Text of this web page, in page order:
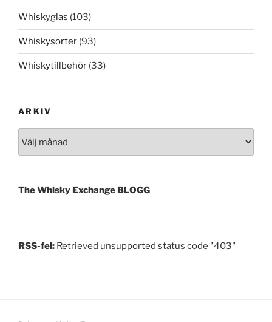
Whiskyglas (103)
Whiskysorter (93)
Whiskytillbehör (33)
ARKIV
The Whisky Exchange BLOGG
RSS-fel: Retrieved unsupported status code "403"